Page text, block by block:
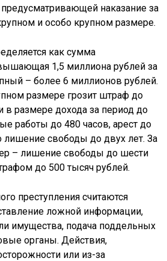
предусматривающей наказание за
и особо крупном размере.
как сумма
1,5 миллиона рублей за
– более 6 миллионов рублей.
размере грозит штраф до
в размере дохода за период до
работы до 480 часов, арест до
лишение свободы до двух лет. За
– лишение свободы до шести
до 500 тысяч рублей.
преступления считаются
ложной информации,
имущества, подача поддельных
органы. Действия,
или из-за